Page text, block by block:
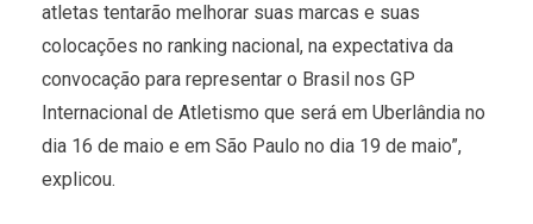
atletas tentarão melhorar suas marcas e suas
colocações no ranking nacional, na expectativa da
convocação para representar o Brasil nos GP
Internacional de Atletismo que será em Uberlândia no
dia 16 de maio e em São Paulo no dia 19 de maio”,
explicou.